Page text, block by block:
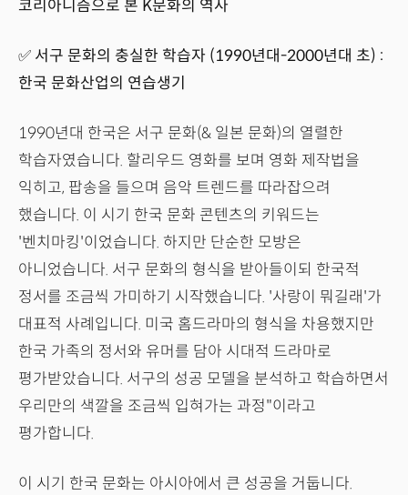
코리아니즘으로 본 K문화의 역사
✅ 서구 문화의 충실한 학습자 (1990년대-2000년대 초) :
한국 문화산업의 연습생기
1990년대 한국은 서구 문화(& 일본 문화)의 열렬한
학습자였습니다. 할리우드 영화를 보며 영화 제작법을
익히고, 팝송을 들으며 음악 트렌드를 따라잡으려
했습니다. 이 시기 한국 문화 콘텐츠의 키워드는
'벤치마킹'이었습니다. 하지만 단순한 모방은
아니었습니다. 서구 문화의 형식을 받아들이되 한국적
정서를 조금씩 가미하기 시작했습니다. '사랑이 뭐길래'가
대표적 사례입니다. 미국 홈드라마의 형식을 차용했지만
한국 가족의 정서와 유머를 담아 시대적 드라마로
평가받았습니다. 서구의 성공 모델을 분석하고 학습하면서
우리만의 색깔을 조금씩 입혀가는 과정"이라고
평가합니다.
이 시기 한국 문화는 아시아에서 큰 성공을 거둡니다.